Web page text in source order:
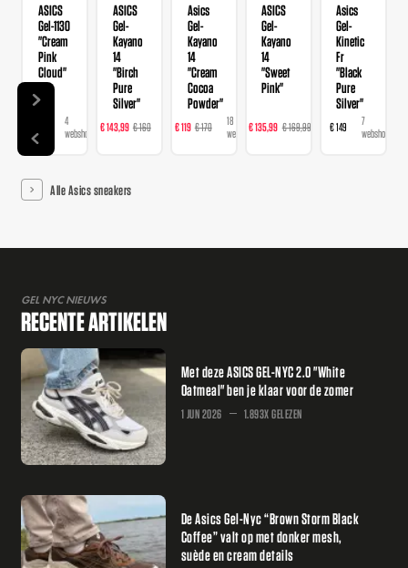
ASICS
Gel-1130
"Cream
Pink
Cloud"
4
webshops
ASICS
Gel-
Kayano
14
"Birch
Pure
Silver"
€ 143,99 € 160
webshops
Asics
Gel-
Kayano
14
"Cream
Cocoa
Powder"
€ 119 € 170
18
webshops
ASICS
Gel-
Kayano
14
"Sweet
Pink"
€ 135,99 € 169,99
23
webshops
Asics
Gel-
Kinetic
Fr
"Black
Pure
Silver"
€ 149
7
webshops
Alle Asics sneakers
GEL NYC NIEUWS
RECENTE ARTIKELEN
Met deze ASICS GEL-NYC 2.0 "White
Oatmeal" ben je klaar voor de zomer
1 JUN 2026 1.893X GELEZEN
De Asics Gel-Nyc “Brown Storm Black
Coffee” valt op met donker mesh,
suède en cream details